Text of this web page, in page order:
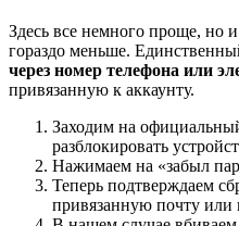
Здесь все немного проще, но
гораздо меньше.
через номер телефона или
привязанную к аккаунту.
Заходим на
разблокировать
Нажимаем на «забыл
Теперь подтверждаем
привязанную почту или